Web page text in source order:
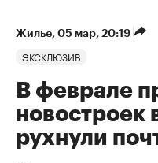
Жилье⁠, 05 мар, 20:19
ЭКСКЛЮЗИВ
В феврале
новостроек
рухнули